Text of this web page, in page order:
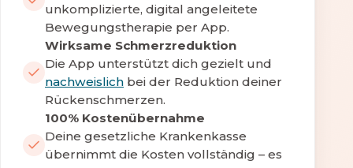
unkomplizierte, digital angeleitete
Bewegungstherapie per App.
Wirksame Schmerzreduktion
Die App unterstützt dich gezielt und
nachweislich bei der Reduktion deiner
Rückenschmerzen.
100% Kostenübernahme
Deine gesetzliche Krankenkasse
übernimmt die Kosten vollständig – es